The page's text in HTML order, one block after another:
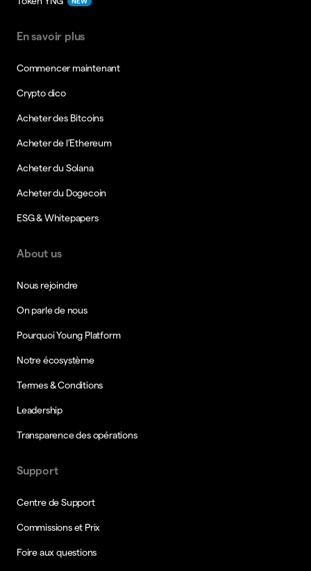
En savoir plus
Commencer maintenant
Crypto dico
Acheter des Bitcoins
Acheter de l’Ethereum
Acheter du Solana
Acheter du Dogecoin
ESG & Whitepapers
About us
Nous rejoindre
On parle de nous
Pourquoi Young Platform
Notre écosystème
Termes & Conditions
Leadership
Transparence des opérations
Support
Centre de Support
Commissions et Prix
Foire aux questions